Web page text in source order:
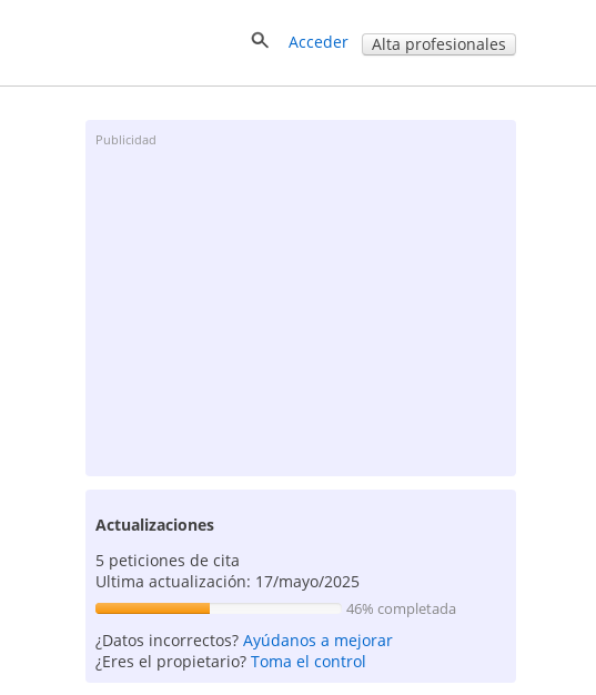
Acceder Alta profesionales
Publicidad
Actualizaciones
5 peticiones de cita
Ultima actualización: 17/mayo/2025
46% completada
¿Datos incorrectos?Ayúdanos a mejorar
¿Eres el propietario?Toma el control